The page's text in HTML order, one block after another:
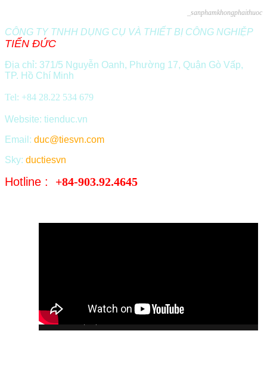
_sanphamkhongphaithuoc
CÔNG TY TNHH DỤNG CỤ VÀ THIẾT BỊ CÔNG NGHIỆP
TIẾN ĐỨC
Địa chỉ: 371/5 Nguyễn Oanh, Phường 17, Quận Gò Vấp,
TP. Hồ Chí Minh
Tel: +84 28.22 534 679
Website: tienduc.vn
Email: duc@tiesvn.com
Sky: ductiesvn
Hotline : +84-903.92.4645